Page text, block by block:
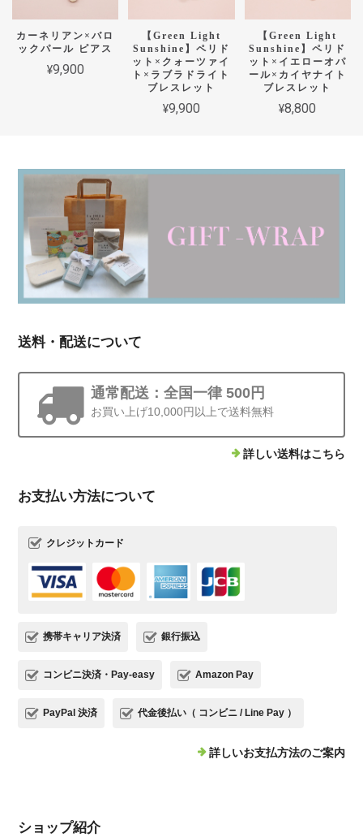
カーネリアン×バロ
ックパール ピアス
¥9,900
【Green Light
Sunshine】ペリド
ット×クォーツァイ
ト×ラブラドライト
ブレスレット
¥9,900
【Green Light
Sunshine】ペリド
ット×イエローオパ
ール×カイヤナイト
ブレスレット
¥8,800
送料・配送について
通常配送：全国一律 500円
お買い上げ10,000円以上で送料無料
詳しい送料はこちら
お支払い方法について
クレジットカード
携帯キャリア決済 銀行振込
コンビニ決済・Pay-easy Amazon Pay
PayPal 決済 代金後払い（ コンビニ / Line Pay ）
詳しいお支払方法のご案内
ショップ紹介